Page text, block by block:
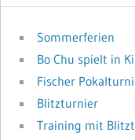
Sommerferien
Bo Chu spielt in
Fischer
Blitzturnier
Training mit